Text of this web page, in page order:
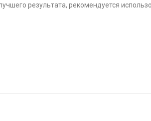
результата, рекомендуется